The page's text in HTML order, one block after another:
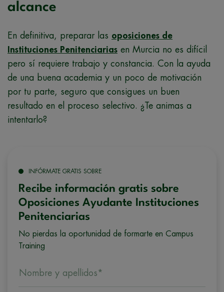
alcance
En definitiva, preparar las oposiciones de
Instituciones Penitenciarias en Murcia no es difícil
pero sí requiere trabajo y constancia. Con la ayuda
de una buena academia y un poco de motivación
por tu parte, seguro que consigues un buen
resultado en el proceso selectivo. ¿Te animas a
intentarlo?
INFÓRMATE GRATIS SOBRE
Recibe información gratis sobre
Oposiciones Ayudante Instituciones
Penitenciarias
No pierdas la oportunidad de formarte en Campus
Training
Nombre y apellidos*